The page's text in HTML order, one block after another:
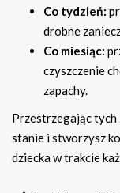
Co tydzień:
drobne
Co miesiąc:
czyszczenie
zapachy.
Przestrzegając tych
stanie i stworzysz
dziecka w trakcie